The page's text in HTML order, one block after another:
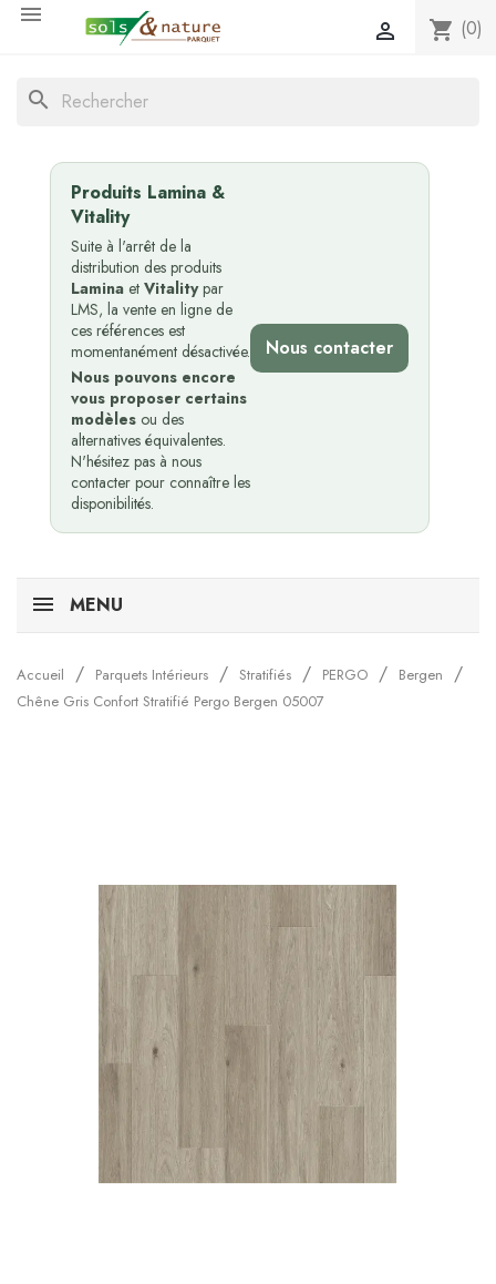

shopping_cart (0)

search
Produits Lamina &
Vitality
Suite à l'arrêt de la
distribution des produits
Lamina et Vitalitypar
LMS, la vente en ligne de
ces références est
momentanément désactivée.
Nous pouvons encore
vous proposer certains
modèles ou des
alternatives équivalentes.
N'hésitez pas à nous
contacter pour connaître les
disponibilités.
Nous contacter
MENU
Accueil Parquets Intérieurs Stratifiés PERGO
Bergen
Chêne Gris Confort Stratifié Pergo Bergen 05007